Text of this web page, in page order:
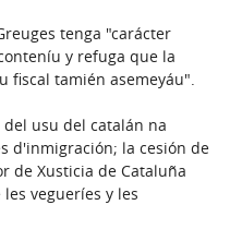
tenga "carácter
y refuga que la
fiscal tamién asemeyáu".
usu del catalán na
d'inmigración; la cesión de
de Xusticia de Cataluña
vegueríes y les